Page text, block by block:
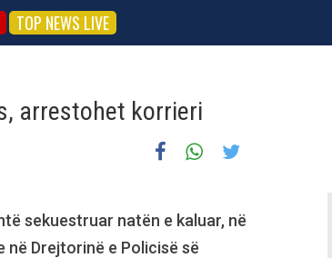
TOP NEWS LIVE
arrestohet korrieri
sekuestruar natën e kaluar, në
Drejtorinë e Policisë së